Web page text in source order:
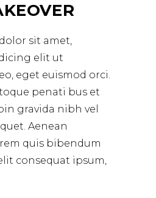
sit amet,
elit ut
eget euismod orci.
penati bus et
gravida nibh vel
Aenean
quis bibendum
consequat ipsum,